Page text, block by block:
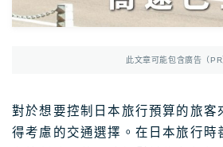
Photoshop Photoshop教學
日亞｜最新優惠券
日亞｜必買2025
此文章可能包含廣告（PR
對於想要控制日本旅行預算的旅客
得考慮的交通選擇。在日本旅行時